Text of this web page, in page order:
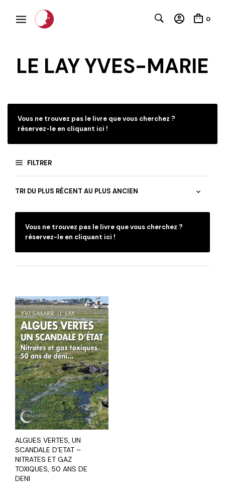
0
LE LAY YVES-MARIE
Vous ne trouvez pas le livre que vous cherchez ?
réservez-le en cliquant ici !
FILTRER
Vous ne trouvez pas le livre que vous cherchez ?
réservez-le en cliquant ici !
ALGUES VERTES, UN
SCANDALE D’ETAT –
NITRATES ET GAZ
TOXIQUES, 50 ANS DE
DENI